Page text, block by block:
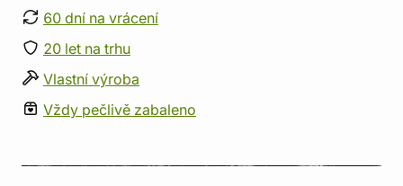
60 dní na vrácení
20 let na trhu
Vlastní výroba
Vždy pečlivě zabaleno